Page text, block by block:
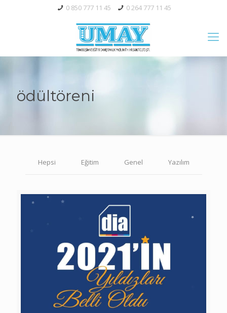
0 850 777 11 45 0 264 777 11 45
ödültöreni
Hepsi Eğitim Genel Yazılım